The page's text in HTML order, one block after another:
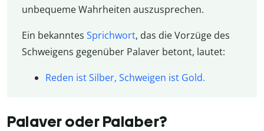
unbequeme Wahrheiten auszusprechen.
Ein bekanntes Sprichwort, das die Vorzüge des
Schweigens gegenüber Palaver betont, lautet:
Reden ist Silber, Schweigen ist Gold.
Palaver oder Palaber?